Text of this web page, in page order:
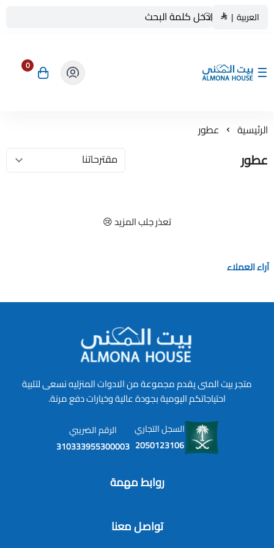
العربية |
بيت المنى ALMONA HOUSE
0
الرئيسية عطور
عطور
تعذر جلب المزيد 😢
آراء العملاء
متجر بيت المنى يقدم مجموعة من الادوات المنزليه نسعى لتلبية
احتياجاتكم اليومية بجودة عالية وخيارات دفع مرنة.
السجل التجاري
2050123106
الرقم الضريبي
310333955300003
روابط مهمة
تواصل معنا